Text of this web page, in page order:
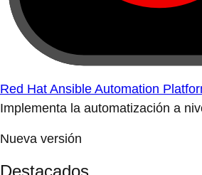
Red Hat Ansible Automation
Implementa la automatización a
Nueva versión
Destacados